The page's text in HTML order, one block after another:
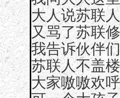
大人说苏联
又骂了苏联
我告诉伙伴
苏联人不盖
大家嗷嗷欢